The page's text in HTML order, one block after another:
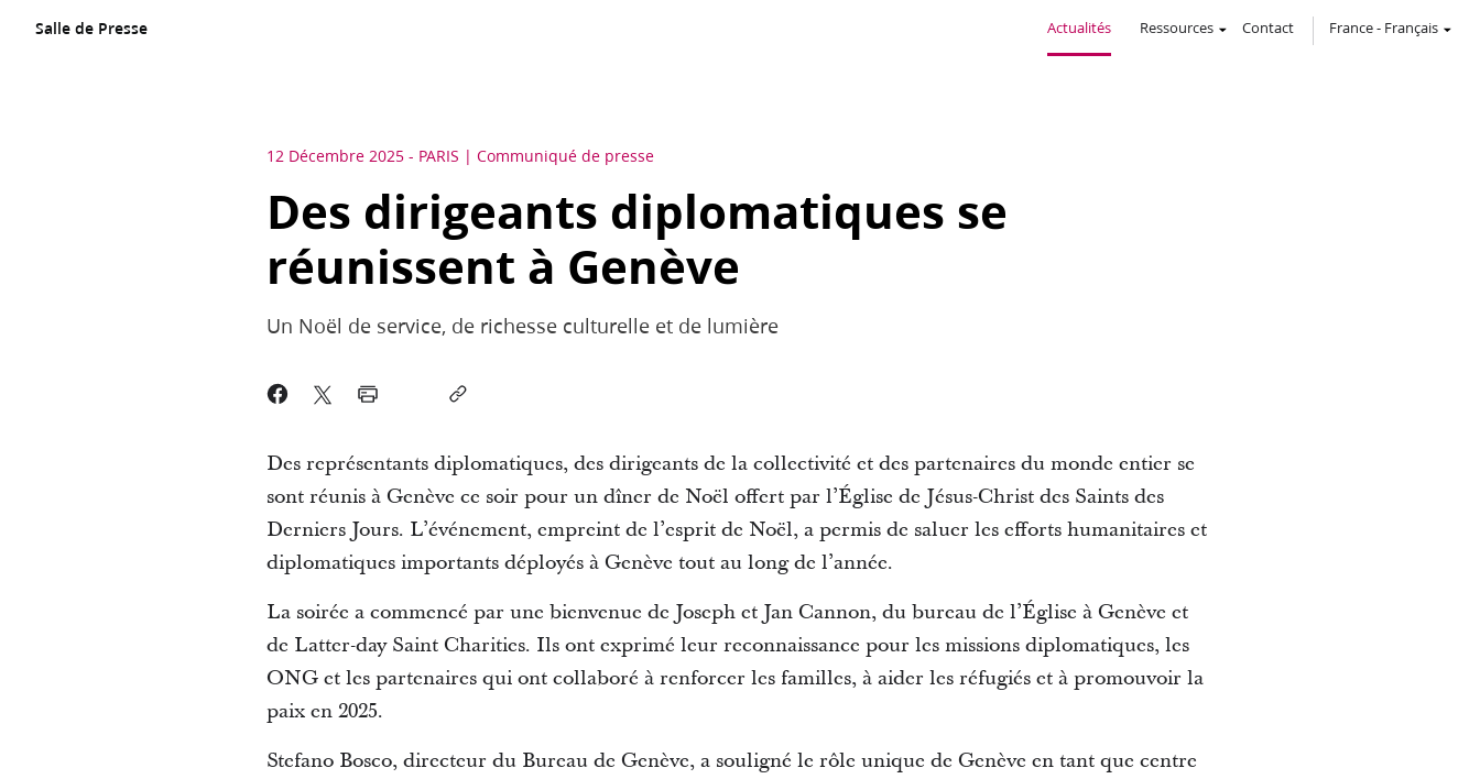
Salle de Presse Actualités Ressources Contact France- Français
12 Décembre 2025 - PARIS Communiqué de presse
Des dirigeants diplomatiques se
réunissent à Genève
Un Noël de service, de richesse culturelle et de lumière
Des représentants diplomatiques, des dirigeants de la collectivité et des partenaires du monde entier se
sont réunis à Genève ce soir pour un dîner de Noël offert par l’Église de Jésus-Christ des Saints des
Derniers Jours. L’événement, empreint de l’esprit de Noël, a permis de saluer les efforts humanitaires et
diplomatiques importants déployés à Genève tout au long de l’année.
La soirée a commencé par une bienvenue de Joseph et Jan Cannon, du bureau de l’Église à Genève et
de Latter-day Saint Charities. Ils ont exprimé leur reconnaissance pour les missions diplomatiques, les
ONG et les partenaires qui ont collaboré à renforcer les familles, à aider les réfugiés et à promouvoir la
paix en 2025.
Stefano Bosco, directeur du Bureau de Genève, a souligné le rôle unique de Genève en tant que centre